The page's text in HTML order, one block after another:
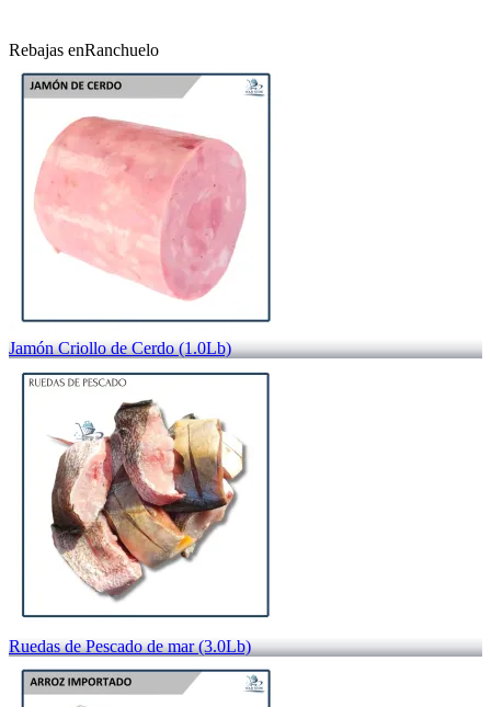
Rebajas enRanchuelo
Jamón Criollo de Cerdo (1.0Lb)
Ruedas de Pescado de mar (3.0Lb)